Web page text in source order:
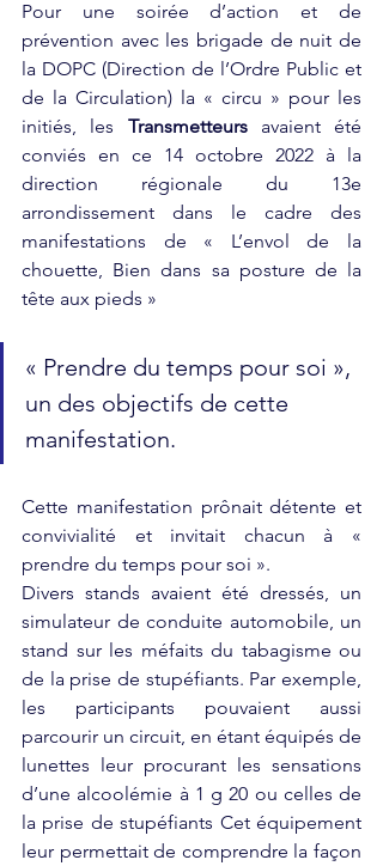
Pour une soirée d’action et de
prévention avec les brigade de nuit de
la DOPC (Direction de l’Ordre Public et
de la Circulation) la « circu » pour les
initiés, les Transmetteurs avaient été
conviés en ce 14 octobre 2022 à la
direction régionale du 13e
arrondissement dans le cadre des
manifestations de « L’envol de la
chouette, Bien dans sa posture de la
tête aux pieds »
« Prendre du temps pour soi »,
un des objectifs de cette
manifestation.
Cette manifestation prônait détente et
convivialité et invitait chacun à «
prendre du temps pour soi ».
Divers stands avaient été dressés, un
simulateur de conduite automobile, un
stand sur les méfaits du tabagisme ou
de la prise de stupéfiants. Par exemple,
les participants pouvaient aussi
parcourir un circuit, en étant équipés de
lunettes leur procurant les sensations
d’une alcoolémie à 1 g 20 ou celles de
la prise de stupéfiants Cet équipement
leur permettait de comprendre la façon